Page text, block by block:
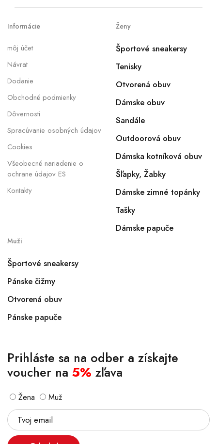
Informácie
môj účet
Návrat
Dodanie
Obchodné podmienky
Dôvernosti
Spracúvanie osobných údajov
Cookies
Všeobecné nariadenie o
ochrane údajov ES
Kontakty
Ženy
Športové sneakersy
Tenisky
Otvorená obuv
Dámske obuv
Sandále
Outdoorová obuv
Dámska kotníková obuv
Šľapky, Žabky
Dámske zimné topánky
Tašky
Dámske papuče
Muži
Športové sneakersy
Pánske čižmy
Otvorená obuv
Pánske papuče
Prihláste sa na odber a získajte
voucher na 5% zľava
Žena Muž